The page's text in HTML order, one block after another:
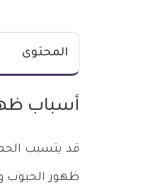
المحتوى
أسباب
قد يتسبب
ظهور الحبوب